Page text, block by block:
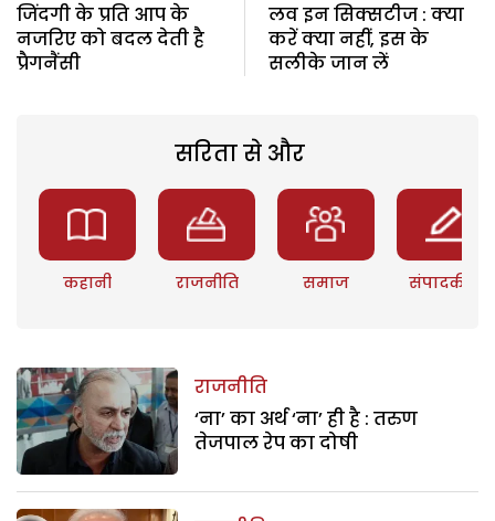
जिंदगी के प्रति आप के
नजरिए को बदल देती है
प्रैगनैंसी
लव इन सिक्सटीज : क्या
करें क्या नहीं, इस के
सलीके जान लें
सरिता से और
कहानी राजनीति समाज संपादकीय
राजनीति
‘ना’ का अर्थ ‘ना’ ही है : तरुण
तेजपाल रेप का दोषी